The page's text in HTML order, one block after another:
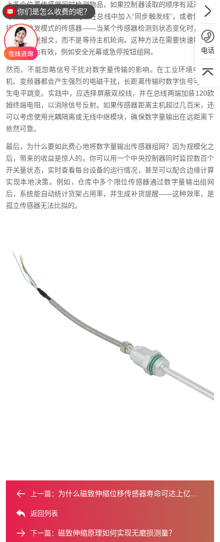
上多个位置传感器同时检测物品，如果控制器读取的顺序有延迟，会
导致定位误差。为此，可以在总线中加入“同步触发线”，或者使用支
持事件触发模式的传感器——当某个传感器检测到状态变化时，主动
向总线发送报文，而不是等待主机轮询。这种方法在需要快速响应的
系统中尤为有效，例如安全光幕或急停按钮组网。
然而，不能忽略信号干扰对数字量传输的影响。在工业环境中，电
机、变频器都会产生强烈的电磁干扰，长距离传输时数字信号可能发
生电平跳变。实践中，应选择屏蔽双绞线，并在总线两端加装120欧
姆终端电阻，以消除信号反射。如果传感器距离主机超过几百米，还
可以考虑使用光耦隔离或无线中继模块，确保数字量输出在远距离下
依然可靠。
最后，为什么要如此费心地将数字量输出传感器组网？因为规模化之
后，带来的收益是惊人的。你可以用一个中央控制器同时监控数百个
开关量状态，实时查看每台设备的运行情况，甚至可以配合边缘计算
实现本地决策。例如，仓库中多个限位传感器通过数字量输出组网
后，系统能自动统计货架占用率，并生成补货提醒——这种效率，是
孤立传感器无法比拟的。
上一篇： 为什么磁致伸缩位移传感器寿命可达上亿次？
返回列表
下一篇： 磁致伸缩原理如何实现无磨损测量？
电话
你们是怎么收费的呢？